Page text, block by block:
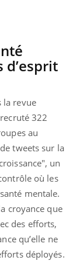
d’esprit
la revue
322
au
tweets sur la
un
où les
mentale.
croyance que
des efforts,
qu’elle ne
déployés.